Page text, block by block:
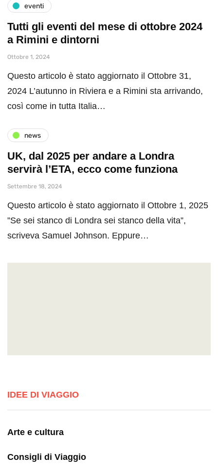
eventi
Tutti gli eventi del mese di ottobre 2024
a Rimini e dintorni
Ottobre 1, 2024
Questo articolo è stato aggiornato il Ottobre 31,
2024 L’autunno in Riviera e a Rimini sta arrivando,
così come in tutta Italia…
news
UK, dal 2025 per andare a Londra
servirà l’ETA, ecco come funziona
Settembre 18, 2024
Questo articolo è stato aggiornato il Ottobre 1, 2025
”Se sei stanco di Londra sei stanco della vita”,
scriveva Samuel Johnson. Eppure…
IDEE DI VIAGGIO
Arte e cultura
Consigli di Viaggio